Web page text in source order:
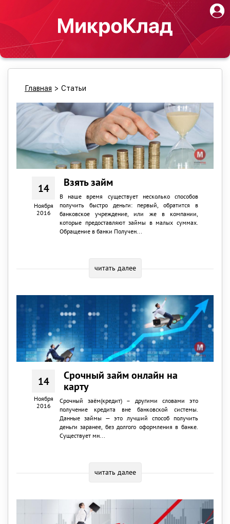
Главная > Статьи
14
Ноября
2016
Взять займ
В наше время существует несколько способов
получить быстро деньги: первый, обратится в
банковское учреждение, или же в компании,
которые предоставляют займы в малых суммах.
Обращение в банки Получен...
читать далее
14
Ноября
2016
Срочный займ онлайн на
карту
Срочный заём(кредит) – другими словами это
получение кредита вне банковской системы.
Данные займы — это лучший способ получить
деньги заранее, без долгого оформления в банке.
Существует мн...
читать далее